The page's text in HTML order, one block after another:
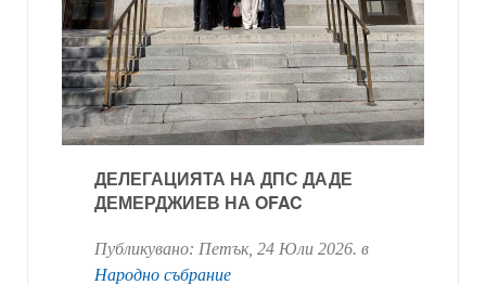
ДЕЛЕГАЦИЯТА НА ДПС ДАДЕ
ДЕМЕРДЖИЕВ НА OFAC
Публикувано: Петък, 24 Юли 2026. в
Народно събрание